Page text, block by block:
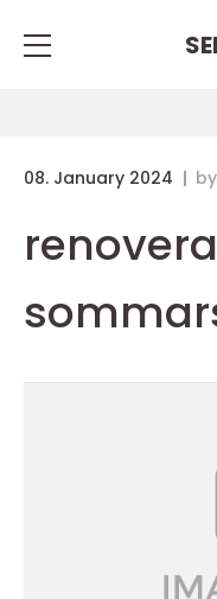
08. January 2024 by
renovera